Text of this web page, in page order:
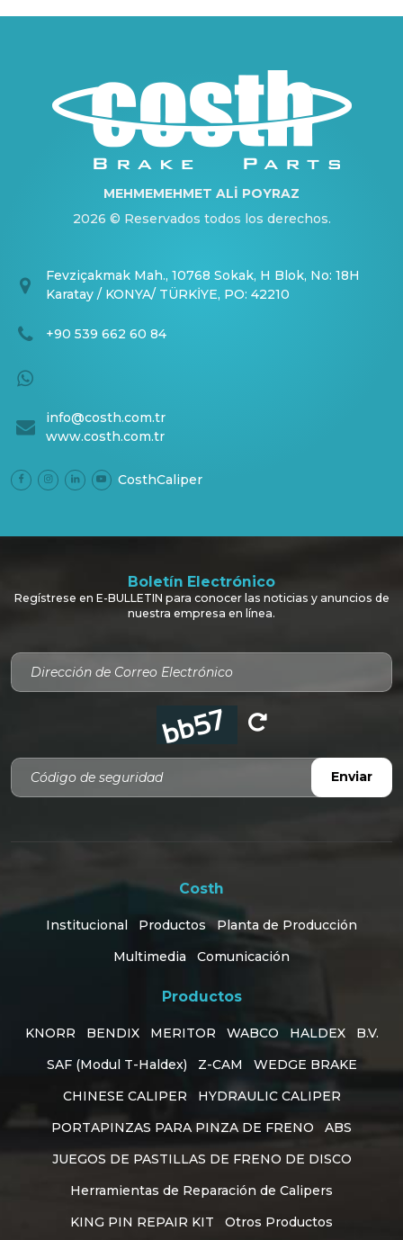
MEHMEMEHMET ALİ POYRAZ
2026 © Reservados todos los derechos.
Fevziçakmak Mah., 10768 Sokak, H Blok, No: 18H
Karatay / KONYA/ TÜRKİYE, PO: 42210
+90 539 662 60 84
info@costh.com.tr
www.costh.com.tr
CosthCaliper
Boletín Electrónico
Regístrese en E-BULLETIN para conocer las noticias y anuncios de
nuestra empresa en línea.
Código de seguridad
Enviar
Costh
Institucional Productos
Planta de Producción
Multimedia
Comunicación
Productos
KNORR BENDIX MERITOR WABCO HALDEX
B.V.
SAF (Modul T-Haldex)
Z-CAM
WEDGE BRAKE
CHINESE CALIPER
HYDRAULIC CALIPER
PORTAPINZAS PARA PINZA DE FRENO
ABS
JUEGOS DE PASTILLAS DE FRENO DE DISCO
Herramientas de Reparación de Calipers
KING PIN REPAIR KIT
Otros Productos